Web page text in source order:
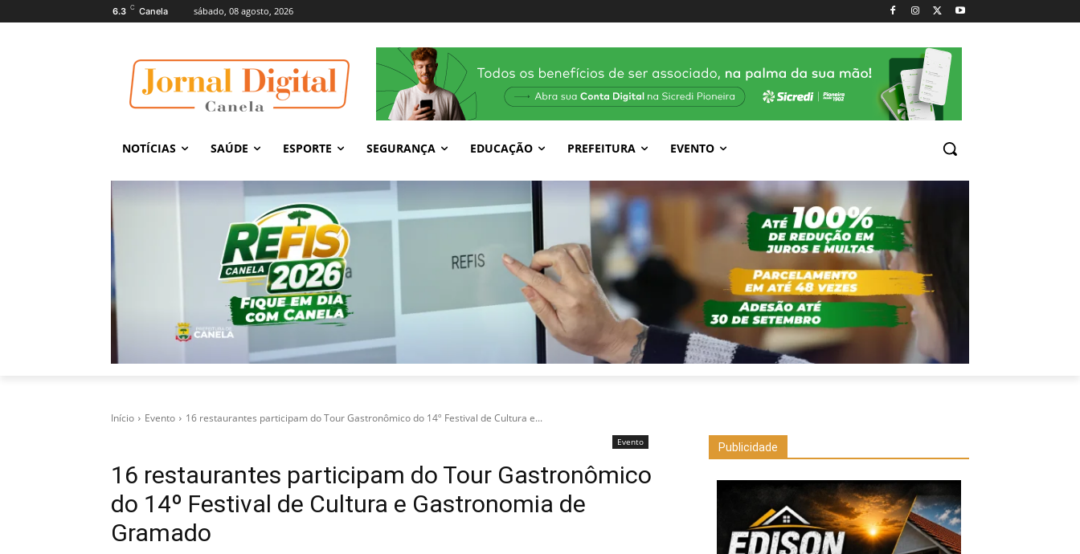
6.3 C Canela sábado, 08 agosto, 2026
NOTÍCIAS SAÚDE ESPORTE SEGURANÇA EDUCAÇÃO PREFEITURA EVENTO
Início Evento 16 restaurantes participam do Tour Gastronômico do 14º Festival de Cultura e...
Evento
16 restaurantes participam do Tour Gastronômico
do 14º Festival de Cultura e Gastronomia de
Gramado
Publicidade